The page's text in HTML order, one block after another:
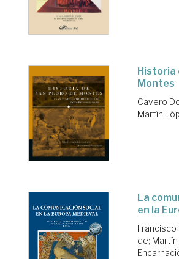
Historia
Montes
Cavero
Martín
La
en la
Francisco
de; Martín